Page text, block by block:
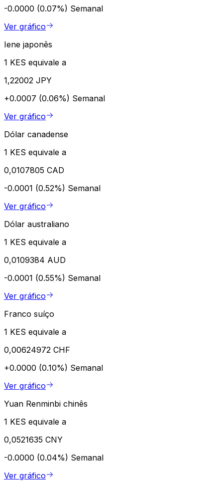
-0.0000 (0.07%) Semanal
Ver gráfico
Iene japonês
1 KES equivale a
1,22002 JPY
+0.0007 (0.06%) Semanal
Ver gráfico
Dólar canadense
1 KES equivale a
0,0107805 CAD
-0.0001 (0.52%) Semanal
Ver gráfico
Dólar australiano
1 KES equivale a
0,0109384 AUD
-0.0001 (0.55%) Semanal
Ver gráfico
Franco suíço
1 KES equivale a
0,00624972 CHF
+0.0000 (0.10%) Semanal
Ver gráfico
Yuan Renminbi chinês
1 KES equivale a
0,0521635 CNY
-0.0000 (0.04%) Semanal
Ver gráfico